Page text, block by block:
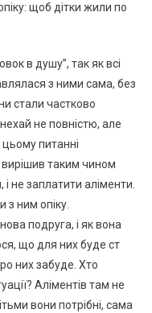
щоб дітки жили по
в душу”, так як всі
з ними сама, без
стали частково
не повністю, але
питанні
вирішив таким чином
не заплатити аліменти.
з ним опіку.
подруга, і як вона
що для них буде ст
них забуде. Хто
Аліментів там не
вони потрібні, сама